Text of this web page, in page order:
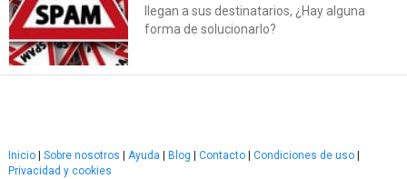
llegan a sus destinatarios, ¿Hay alguna
forma de solucionarlo?
Inicio Sobre nosotros Ayuda Blog Contacto Condiciones de uso
Privacidad y cookies